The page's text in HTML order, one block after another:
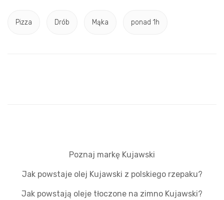
Pizza Drób Mąka ponad 1h
Poznaj markę Kujawski
Jak powstaje olej Kujawski z polskiego rzepaku?
Jak powstają oleje tłoczone na zimno Kujawski?